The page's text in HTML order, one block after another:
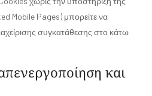
Mobile Pages) μπορείτε να
συγκατάθεσης στο κάτω
και